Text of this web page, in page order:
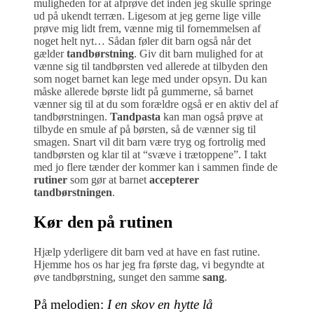
muligheden for at afprøve det inden jeg skulle springe
ud på ukendt terræn. Ligesom at jeg gerne lige ville
prøve mig lidt frem, vænne mig til fornemmelsen af
noget helt nyt… Sådan føler dit barn også når det
gældertandbørstning. Giv dit barn mulighed for at
vænne sig til tandbørsten ved allerede at tilbyden den
som noget barnet kan lege med under opsyn. Du kan
måske allerede børste lidt på gummerne, så barnet
vænner sig til at du som forældre også er en aktiv del af
tandbørstningen. Tandpasta kan man også prøve at
tilbyde en smule af på børsten, så de vænner sig til
smagen. Snart vil dit barn være tryg og fortrolig med
tandbørsten og klar til at “svæve i trætoppene”. I takt
med jo flere tænder der kommer kan i sammen finde de
rutiner som gør at barnet accepterer
tandbørstningen.
Kør den på rutinen
Hjælp yderligere dit barn ved at have en fast rutine.
Hjemme hos os har jeg fra første dag, vi begyndte at
øve tandbørstning, sunget den samme sang.
På melodien: I en skov en hytte lå